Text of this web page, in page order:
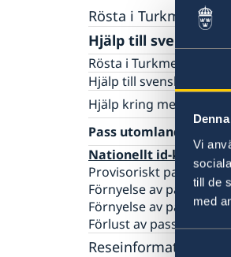
Vi
till de
med
Rösta i Turkmenistan
Hjälp till svenskar i
Rösta i Turkmenistan
Hjälp till svenska
Hjälp kring
Om svenskt
Pass utomlands
Nationellt id-kort
Provisoriskt pass
Förnyelse av pass för
Förnyelse av pass för
Förlust av pass
Reseinformation